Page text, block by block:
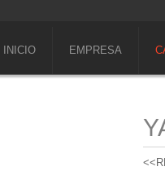
INICIO EMPRESA